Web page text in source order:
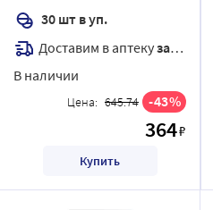
30 шт в уп.
Доставим в аптекузавтра
В наличии
Цена: 645.74 43
364₽
Купить